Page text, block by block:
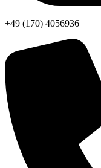
+49 (170) 4056936